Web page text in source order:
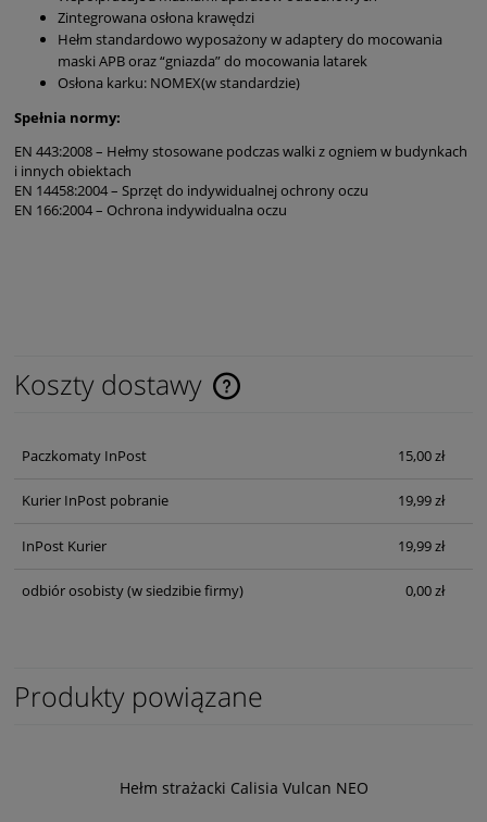
Zintegrowana osłona krawędzi
Hełm standardowo wyposażony w adaptery do mocowania
maski APB oraz “gniazda” do mocowania latarek
Osłona karku: NOMEX(w standardzie)
Spełnia normy:
EN 443:2008 – Hełmy stosowane podczas walki z ogniem w budynkach
i innych obiektach
EN 14458:2004 – Sprzęt do indywidualnej ochrony oczu
EN 166:2004 – Ochrona indywidualna oczu
Koszty dostawy
Cena nie zawiera ewentualnych kosztów płatności
Paczkomaty InPost 15,00 zł
Kurier InPost pobranie 19,99 zł
InPost Kurier 19,99 zł
odbiór osobisty(w siedzibie firmy) 0,00 zł
Produkty powiązane
Hełm strażacki Calisia Vulcan NEO